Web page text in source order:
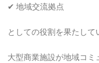
✔ 地域交流拠点
としての役割を果たして
大型商業施設が地域コミ